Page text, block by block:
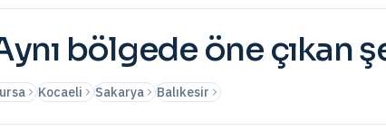
bölgede öne çıkan
Kocaeli Sakarya Balıkesir